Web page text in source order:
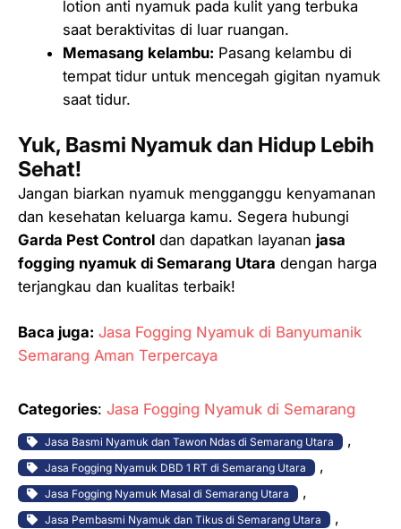
lotion anti nyamuk pada kulit yang terbuka
saat beraktivitas di luar ruangan.
Memasang kelambu: Pasang kelambu di
tempat tidur untuk mencegah gigitan nyamuk
saat tidur.
Yuk, Basmi Nyamuk dan Hidup Lebih
Sehat!
Jangan biarkan nyamuk mengganggu kenyamanan
dan kesehatan keluarga kamu. Segera hubungi
Garda Pest Control dan dapatkan layanan jasa
fogging nyamuk di Semarang Utara dengan harga
terjangkau dan kualitas terbaik!
Baca juga: Jasa Fogging Nyamuk di Banyumanik
Semarang Aman Terpercaya
Categories: Jasa Fogging Nyamuk di Semarang
Jasa Basmi Nyamuk dan Tawon Ndas di Semarang Utara ,
Jasa Fogging Nyamuk DBD 1 RT di Semarang Utara ,
Jasa Fogging Nyamuk Masal di Semarang Utara ,
Jasa Pembasmi Nyamuk dan Tikus di Semarang Utara ,